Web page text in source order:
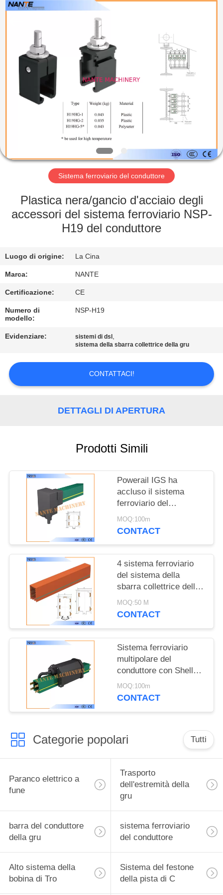
BENVENUTO
PRODOTTI
NOI
DELLA
FABBRICA
DI
QUALITÀ
CONTATTACI
RICHIEDA
CITAZIONE
COMPANY
DEL
PRIVACY
Shaoxing
Nante
Sistema ferroviario del conduttore
Plastica nera/gancio d'acciaio degli
accessori del sistema ferroviario NSP-
H19 del conduttore
Luogo di origine: La Cina
Marca: NANTE
Certificazione: CE
Numero di
modello:
NSP-H19
Evidenziare: sistemi di dsl ,
sistema della sbarra collettrice della gru
CONTATTACI!
DETTAGLI DI APERTURA
Prodotti Simili
Powerail IGS ha
accluso il sistema
ferroviario del
conduttore a CE
certificato
MOQ:100m
CONTACT
4 sistema ferroviario
del sistema della
sbarra collettrice della
gru a ponte di Pali HFP
56 600v
MOQ:50 M
CONTACT
Sistema ferroviario
multipolare del
conduttore con Shell
d'estinzione auto-
NANTE HFP56
MOQ:100m
CONTACT
Categorie popolari Tutti
Paranco elettrico a
fune
Trasporto
dell'estremità della
gru
barra del conduttore
della gru
sistema ferroviario
del conduttore
Alto sistema della
bobina di Tro
Sistema del festone
della pista di C